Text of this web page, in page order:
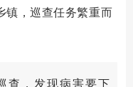
镇，巡查任务繁重而
查，发现病害要下